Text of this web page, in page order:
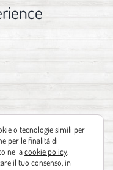
o tecnologie simili per
per le finalità di
nellacookie policy
il tuo consenso, in